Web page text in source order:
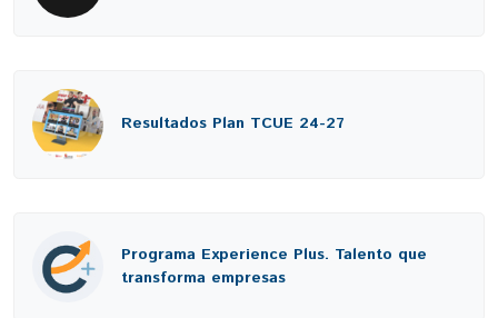
Resultados Plan TCUE 24-27
Programa Experience Plus. Talento que
transforma empresas